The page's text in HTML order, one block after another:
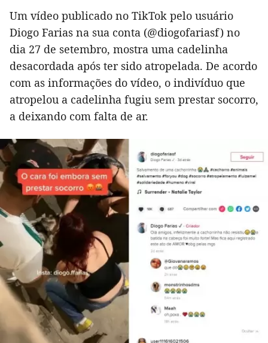
Um vídeo publicado no TikTok pelo usuário
Diogo Farias na sua conta (@diogofariasf) no
dia 27 de setembro, mostra uma cadelinha
desacordada após ter sido atropelada. De acordo
com as informações do vídeo, o indivíduo que
atropelou a cadelinha fugiu sem prestar socorro,
a deixando com falta de ar.